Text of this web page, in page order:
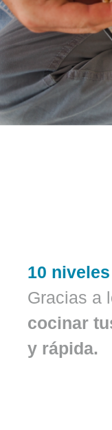
10
Gracias a
cocinar
y rápida.